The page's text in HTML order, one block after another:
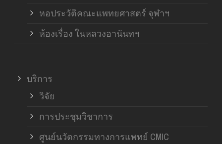
หอประวัติคณะแพทยศาสตร์ จุฬาฯ
ห้องเรื่อง ในหลวงอานันทฯ
บริการ
วิจัย
การประชุมวิชาการ
ศูนย์นวัตกรรมทางการแพทย์ CMIC